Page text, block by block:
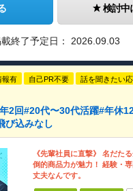
検討中
終了予定日： 2026.09.03
報有 自己PR不要 話を聞きたい
2回#20代〜30代活躍#年休
び込みなし
《先輩社員に直撃》 名だた
倒的商品力が魅力！ 経験・
丈夫なんです。